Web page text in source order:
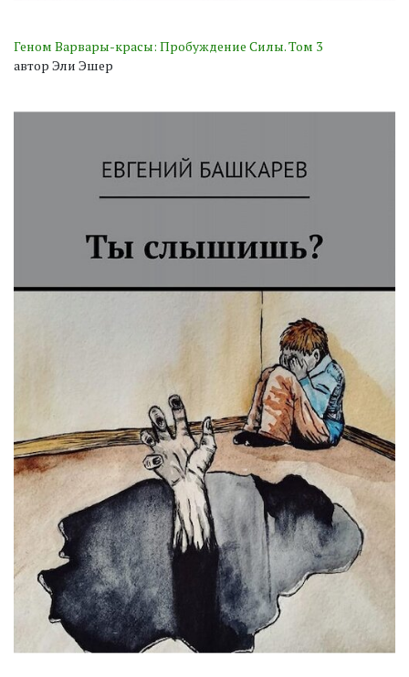
Геном Варвары-красы: Пробуждение Силы. Том 3
автор Эли Эшер